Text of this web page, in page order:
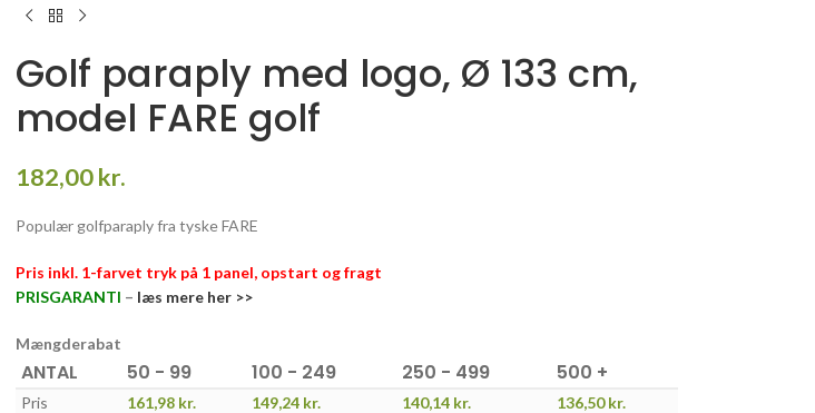
Golf paraply med logo, Ø 133 cm,
model FARE golf
182,00kr.
Populær golfparaply fra tyske FARE
Pris inkl. 1-farvet tryk på 1 panel, opstart og fragt
PRISGARANTI – læs mere her >>
Mængderabat
ANTAL 50 - 99 100 - 249 250 - 499 500 +
Pris 161,98 kr. 149,24 kr. 140,14 kr. 136,50kr.